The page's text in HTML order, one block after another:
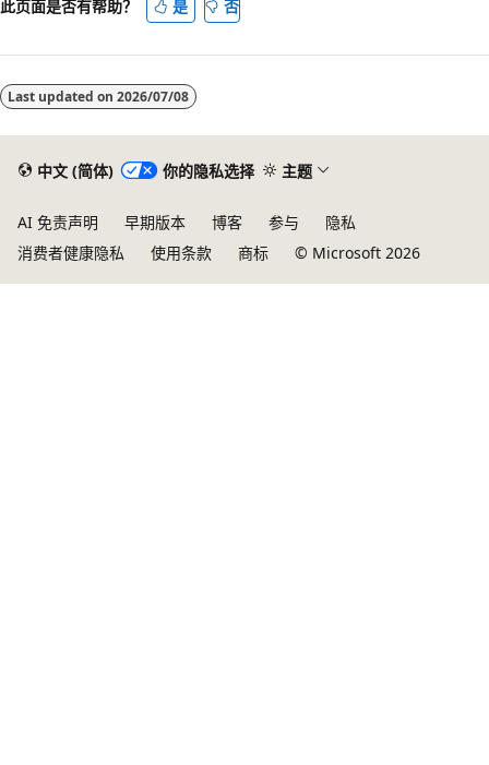
此页面是否有帮助？ 是 否
Last updated on 2026/07/08
中文 (简体) 你的隐私选择 主题
AI 免责声明 早期版本 博客 参与
隐私
消费者健康隐私
使用条款 商标 © Microsoft 2026